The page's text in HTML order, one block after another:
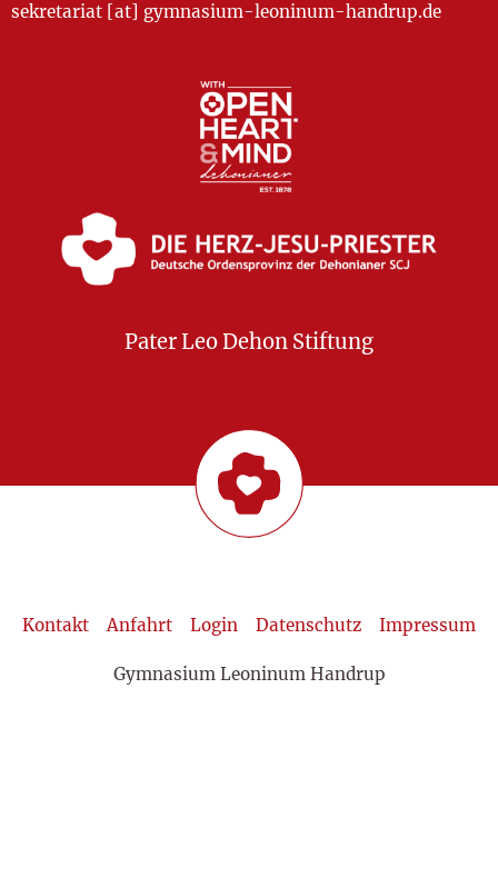
sekretariat [at] gymnasium-leoninum-handrup.de
Pater Leo Dehon Stiftung
Kontakt Anfahrt Login Datenschutz Impressum
Gymnasium Leoninum Handrup